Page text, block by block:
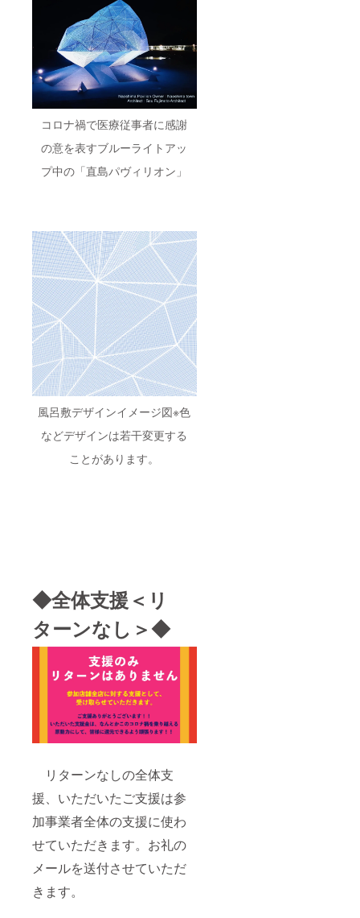
コロナ禍で医療従事者に感謝
の意を表すブルーライトアッ
プ中の「直島パヴィリオン」
風呂敷デザインイメージ図※色
などデザインは若干変更する
ことがあります。
◆全体支援＜リ
ターンなし＞◆
リターンなしの全体支
援、いただいたご支援は参
加事業者全体の支援に使わ
せていただきます。お礼の
メールを送付させていただ
きます。